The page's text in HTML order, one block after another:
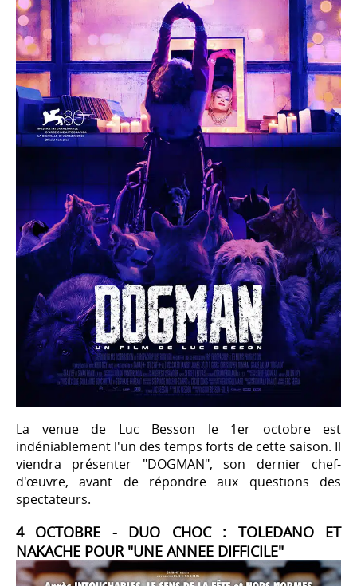
La venue de Luc Besson le 1er octobre est
indéniablement l'un des temps forts de cette saison. Il
viendra présenter "DOGMAN", son dernier chef-
d'œuvre, avant de répondre aux questions des
spectateurs.
4 OCTOBRE - DUO CHOC : TOLEDANO ET
NAKACHE POUR "UNE ANNEE DIFFICILE"